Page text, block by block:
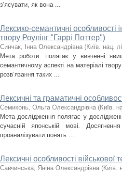
з’ясувати, як вона ...
Лексико-семантичні особливості
твору Роулінг "Гаррі Поттер")
Синчак, Інна Олександрівна (Київ. нац.
Мета роботи: полягає у вивченні
семантичному аспекті на матеріалі
розв’язання таких ...
Лексичні та граматичні
Семиконь, Ольга Олександрівна (Київ.
Мета дослідження полягає у
сучасній японській мові.
проаналізувати понять ...
Лексичні особливості військової
Савчинська, Яніна Олександрівна (Київ.